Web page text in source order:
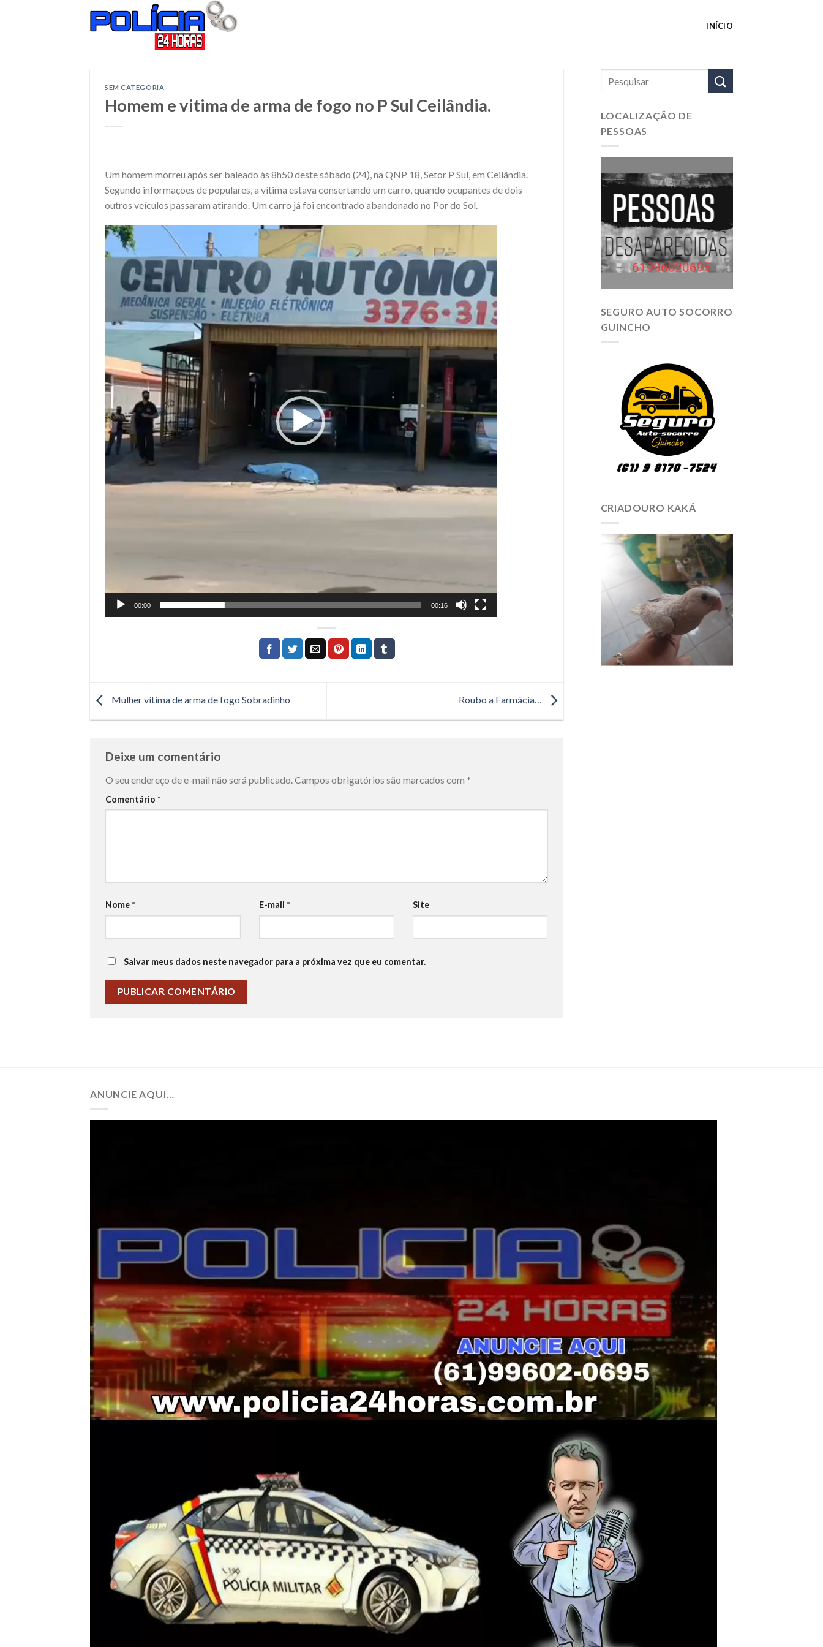
INÍCIO
SEM CATEGORIA
Homem e vitima de arma de fogo no P Sul Ceilândia.
Um homem morreu após ser baleado às 8h50 deste sábado (24), na QNP 18, Setor P Sul, em Ceilândia.
Segundo informações de populares, a vítima estava consertando um carro, quando ocupantes de dois
outros veículos passaram atirando. Um carro já foi encontrado abandonado no Por do Sol.
Tocador
de
vídeo
00:00 00:16
Mulher vítima de arma de fogo Sobradinho Roubo a Farmácia…
Deixe um comentário
O seu endereço de e-mail não será publicado. Campos obrigatórios são marcados com *
Comentário *
Nome* E-mail * Site
Salvar meus dados neste navegador para a próxima vez que eu comentar.
LOCALIZAÇÃO DE
PESSOAS
SEGURO AUTO SOCORRO
GUINCHO
CRIADOURO KAKÁ
ANUNCIE AQUI…